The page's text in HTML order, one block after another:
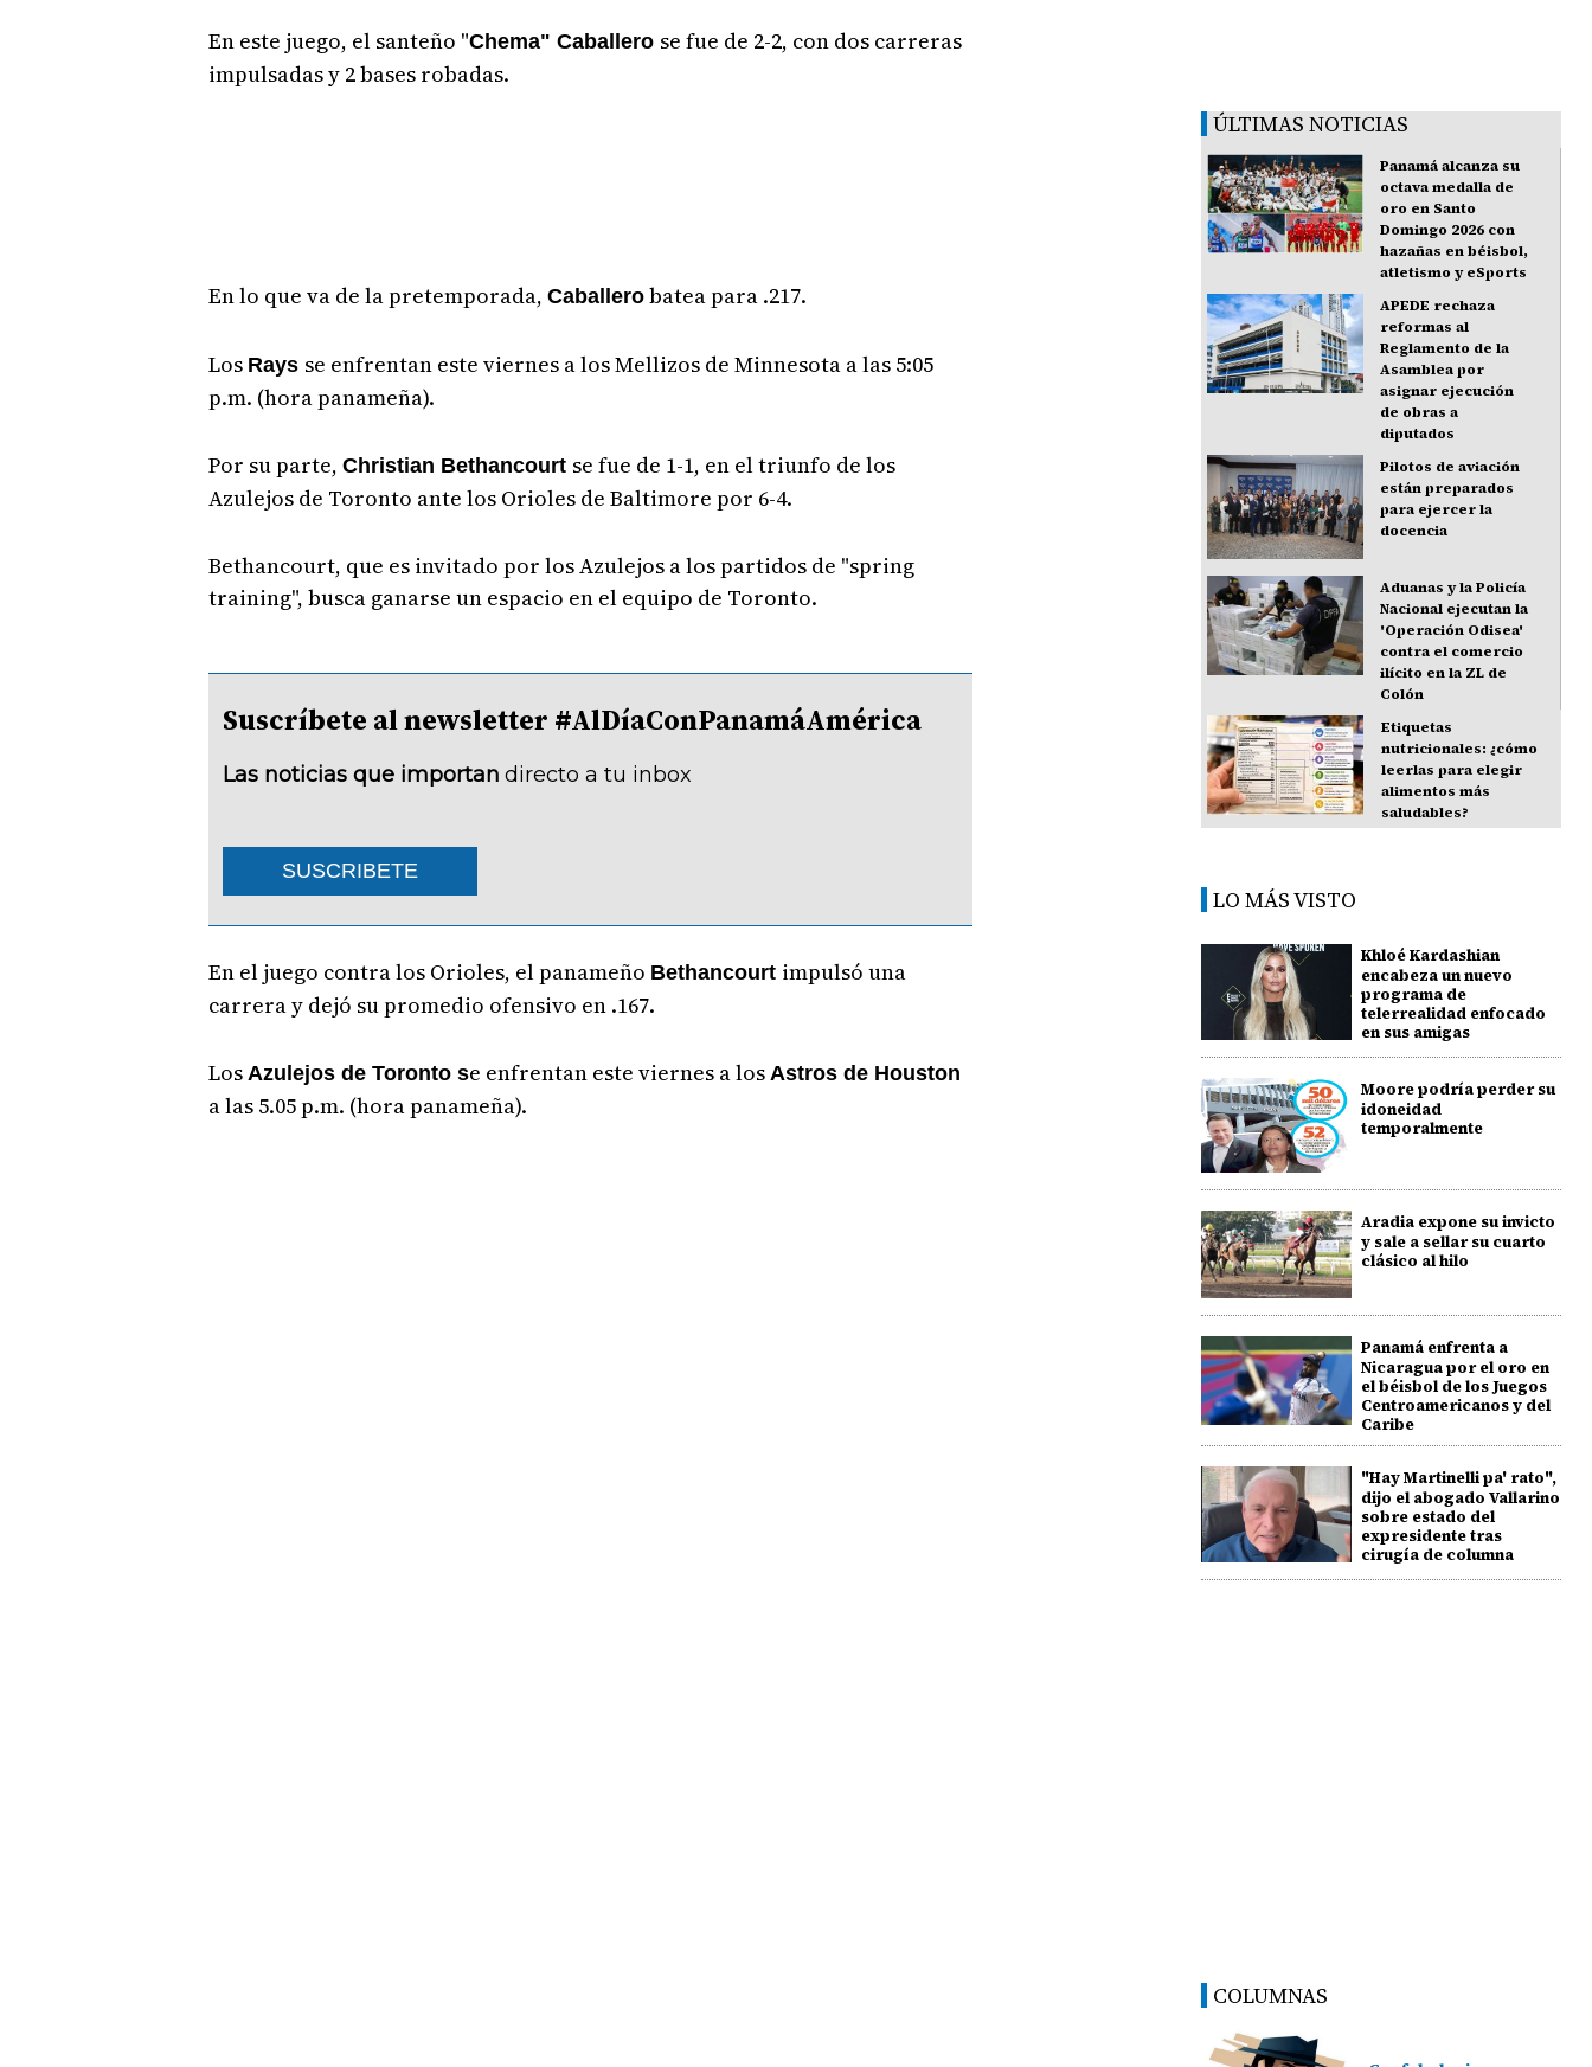
En este juego, el santeño "Chema" Caballero se fue de 2-2, con dos carreras
impulsadas y 2 bases robadas.
En lo que va de la pretemporada, Caballerobatea para .217.
Los Rays se enfrentan este viernes a los Mellizos de Minnesota a las 5:05
p.m. (hora panameña).
Por su parte, Christian Bethancourt se fue de 1-1, en el triunfo de los
Azulejos de Toronto ante los Orioles de Baltimore por 6-4.
Bethancourt, que es invitado por los Azulejos a los partidos de "spring
training", busca ganarse un espacio en el equipo de Toronto.
Suscríbete al newsletter #AlDíaConPanamáAmérica
Las noticias que importan directo a tu inbox
SUSCRIBETE
En el juego contra los Orioles, el panameño Bethancourt impulsó una
carrera y dejó su promedio ofensivo en .167.
LosAzulejos de Toronto se enfrentan este viernes a los Astros de Houston
a las 5.05 p.m. (hora panameña).
ÚLTIMAS NOTICIAS
Panamá alcanza su
octava medalla de
oro en Santo
Domingo 2026 con
hazañas en béisbol,
atletismo y eSports
APEDE rechaza
reformas al
Reglamento de la
Asamblea por
asignar ejecución
de obras a
diputados
Pilotos de aviación
están preparados
para ejercer la
docencia
Aduanas y la Policía
Nacional ejecutan la
'Operación Odisea'
contra el comercio
ilícito en la ZL de
Colón
Etiquetas
nutricionales: ¿cómo
leerlas para elegir
alimentos más
saludables?
LO MÁS VISTO
Khloé Kardashian
encabeza un nuevo
programa de
telerrealidad enfocado
en sus amigas
Moore podría perder su
idoneidad
temporalmente
Aradia expone su invicto
y sale a sellar su cuarto
clásico al hilo
Panamá enfrenta a
Nicaragua por el oro en
el béisbol de los Juegos
Centroamericanos y del
Caribe
"Hay Martinelli pa' rato",
dijo el abogado Vallarino
sobre estado del
expresidente tras
cirugía de columna
COLUMNAS